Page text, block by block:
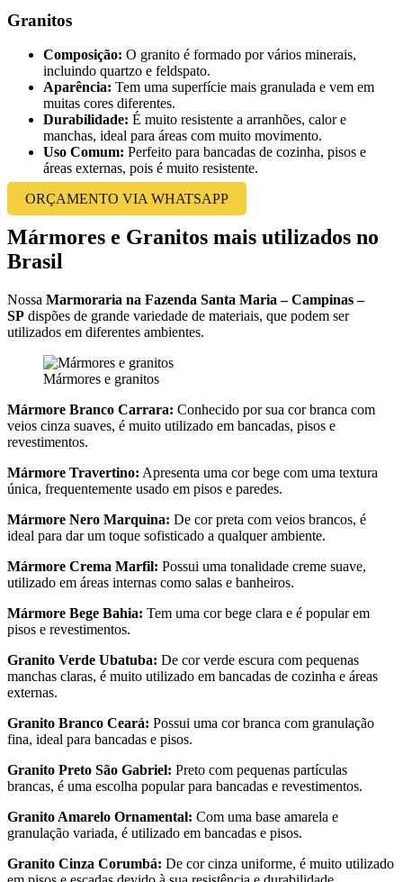
Granitos
Composição: O granito é formado por vários minerais,
incluindo quartzo e feldspato.
Aparência: Tem uma superfície mais granulada e vem em
muitas cores diferentes.
Durabilidade: É muito resistente a arranhões, calor e
manchas, ideal para áreas com muito movimento.
Uso Comum: Perfeito para bancadas de cozinha, pisos e
áreas externas, pois é muito resistente.
ORÇAMENTO VIA WHATSAPP
Mármores e Granitos mais utilizados no
Brasil
Nossa Marmoraria na Fazenda Santa Maria – Campinas –
SP dispões de grande variedade de materiais, que podem ser
utilizados em diferentes ambientes.
Mármores e granitos
Mármore Branco Carrara: Conhecido por sua cor branca com
veios cinza suaves, é muito utilizado em bancadas, pisos e
revestimentos.
Mármore Travertino: Apresenta uma cor bege com uma textura
única, frequentemente usado em pisos e paredes.
Mármore Nero Marquina: De cor preta com veios brancos, é
ideal para dar um toque sofisticado a qualquer ambiente.
Mármore Crema Marfil: Possui uma tonalidade creme suave,
utilizado em áreas internas como salas e banheiros.
Mármore Bege Bahia: Tem uma cor bege clara e é popular em
pisos e revestimentos.
Granito Verde Ubatuba: De cor verde escura com pequenas
manchas claras, é muito utilizado em bancadas de cozinha e áreas
externas.
Granito Branco Ceará: Possui uma cor branca com granulação
fina, ideal para bancadas e pisos.
Granito Preto São Gabriel: Preto com pequenas partículas
brancas, é uma escolha popular para bancadas e revestimentos.
Granito Amarelo Ornamental: Com uma base amarela e
granulação variada, é utilizado em bancadas e pisos.
Granito Cinza Corumbá: De cor cinza uniforme, é muito utilizado